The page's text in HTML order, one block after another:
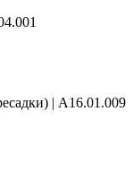
| A16.01.009